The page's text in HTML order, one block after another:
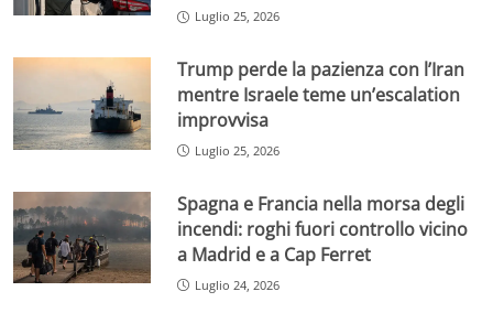
Luglio 25, 2026
Trump perde la pazienza con l’Iran
mentre Israele teme un’escalation
improvvisa
Luglio 25, 2026
Spagna e Francia nella morsa degli
incendi: roghi fuori controllo vicino
a Madrid e a Cap Ferret
Luglio 24, 2026